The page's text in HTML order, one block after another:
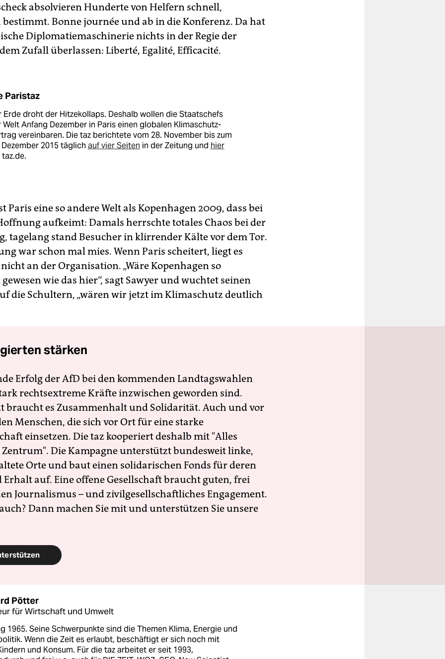
absolvieren Hunderte von Helfern schnell,
Bonne journée und ab in die Konferenz. Da hat
Diplomatiemaschinerie nichts in der Regie der
Zufall überlassen: Liberté, Egalité, Efficacité.
Paristaz
Erde droht der Hitzekollaps. Deshalb wollen die Staatschefs
Welt Anfang Dezember in Paris einen globalen Klimaschutz-
vereinbaren. Die taz berichtete vom 28. November bis zum
Dezember 2015 täglich auf vier Seiten in der Zeitung und hier
Paris eine so andere Welt als Kopenhagen 2009, dass bei
aufkeimt: Damals herrschte totales Chaos bei der
tagelang stand Besucher in klirrender Kälte vor dem Tor.
war schon mal mies. Wenn Paris scheitert, liegt es
an der Organisation. „Wäre Kopenhagen so
wie das hier“, sagt Sawyer und wuchtet seinen
die Schultern, „wären wir jetzt im Klimaschutz deutlich
stärken
Erfolg der AfD bei den kommenden Landtagswahlen
rechtsextreme Kräfte inzwischen geworden sind.
braucht es Zusammenhalt und Solidarität. Auch und vor
Menschen, die sich vor Ort für eine starke
einsetzen. Die taz kooperiert deshalb mit "Alles
Die Kampagne unterstützt bundesweit linke,
Orte und baut einen solidarischen Fonds für deren
Erhalt auf. Eine offene Gesellschaft braucht guten, frei
Journalismus – und zivilgesellschaftliches Engagement.
Dann machen Sie mit und unterstützen Sie unsere
Pötter
für Wirtschaft und Umwelt
1965. Seine Schwerpunkte sind die Themen Klima, Energie und
Wenn die Zeit es erlaubt, beschäftigt er sich noch mit
und Konsum. Für die taz arbeitet er seit 1993,